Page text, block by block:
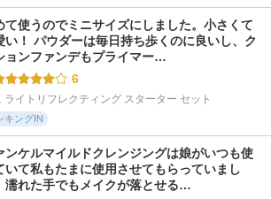
て使うのでミニサイズにしました。小さくて
い！ パウダーは毎日持ち歩くのに良いし、ク
ョンファンデもプライマー…
6
ライトリフレクティング スターター セット
キングIN
ンケルマイルドクレンジングは娘がいつも使
いて私もたまに使用させてもらっていまし
濡れた手でもメイクが落とせる…